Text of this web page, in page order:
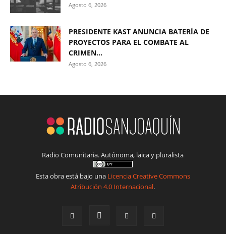
Agosto 6, 2026
PRESIDENTE KAST ANUNCIA BATERÍA DE
PROYECTOS PARA EL COMBATE AL
CRIMEN...
Agosto 6, 2026
Radio Comunitaria. Autónoma, laica y pluralista
Esta obra está bajo una Licencia Creative Commons
Atribución 4.0 Internacional.